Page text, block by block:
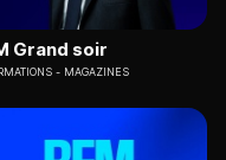
Grand soir
MAGAZINES